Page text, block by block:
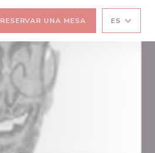
RESERVAR UNA MESA ES